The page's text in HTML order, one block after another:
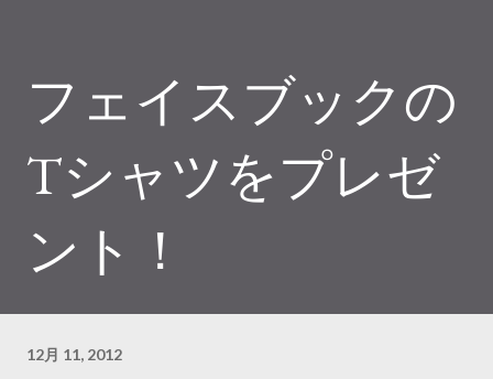
フェイスブックの
Tシャツをプレゼ
ント！
12月 11, 2012